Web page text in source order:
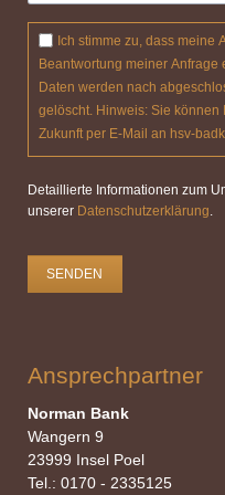
Ich stimme zu, dass meine
Beantwortung meiner
Daten werden nach
gelöscht. Hinweis: Sie
Zukunft per E-Mail an hsv-
Detaillierte Informationen zum
unserer Datenschutzerklärung.
SENDEN
Ansprechpartner
Norman Bank
Wangern 9
23999 Insel Poel
Tel.: 0170 - 2335125